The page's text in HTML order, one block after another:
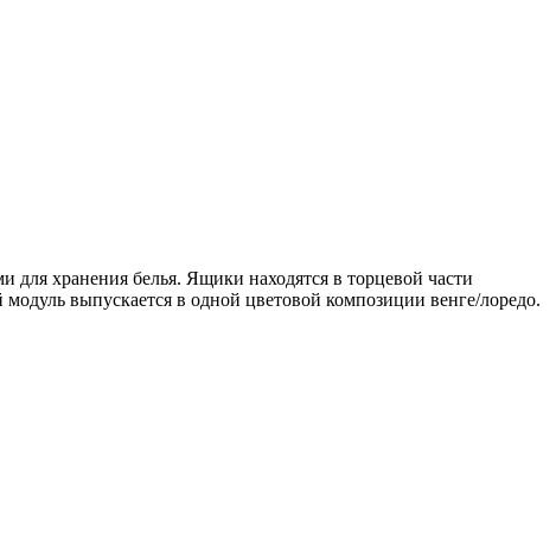
хранения белья. Ящики находятся в торцевой части
выпускается в одной цветовой композиции венге/лоредо.